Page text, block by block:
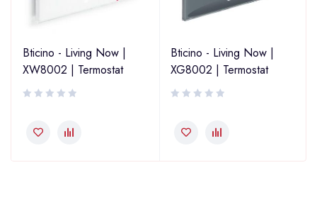
Bticino - Living Now |
XW8002 | Termostat
Bticino - Living Now |
XG8002 | Termostat